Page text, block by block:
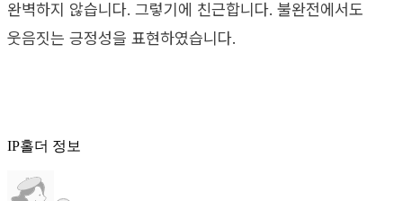
완벽하지 않습니다. 그렇기에 친근합니다. 불완전에서도
웃음짓는 긍정성을 표현하였습니다.
IP홀더 정보